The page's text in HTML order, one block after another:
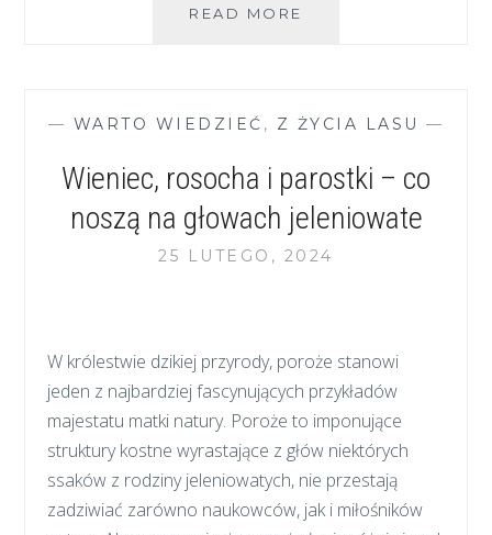
READ MORE
LESIE
— WARTO WIEDZIEĆ , Z ŻYCIA LASU —
Wieniec, rosocha i parostki – co
noszą na głowach jeleniowate
25 LUTEGO, 2024
W królestwie dzikiej przyrody, poroże stanowi
jeden z najbardziej fascynujących przykładów
majestatu matki natury. Poroże to imponujące
struktury kostne wyrastające z głów niektórych
ssaków z rodziny jeleniowatych, nie przestają
zadziwiać zarówno naukowców, jak i miłośników